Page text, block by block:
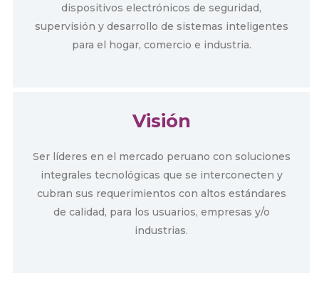
dispositivos electrónicos de seguridad,
supervisión y desarrollo de sistemas inteligentes
para el hogar, comercio e industria.
Visión
Ser líderes en el mercado peruano con soluciones
integrales tecnológicas que se interconecten y
cubran sus requerimientos con altos estándares
de calidad, para los usuarios, empresas y/o
industrias.